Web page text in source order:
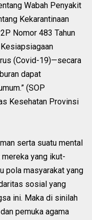
Wabah Penyakit
Kekarantinaan
Nomor 483 Tahun
(Covid-19)—secara
dapat
(SOP
Kesehatan Provinsi
serta suatu mental
yang ikut-
pola masyarakat yang
sosial yang
ini. Maka di sinilah
pemuka agama